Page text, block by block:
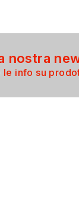
nostra
le info su